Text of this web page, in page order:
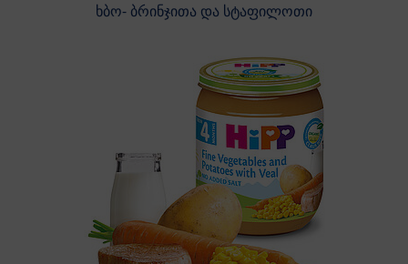
ხბო- ბრინჯითა და სტაფილოთი